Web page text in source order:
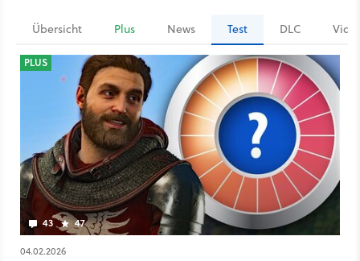
Übersicht Plus News Test DLC
43 47
PLUS
04.02.2026